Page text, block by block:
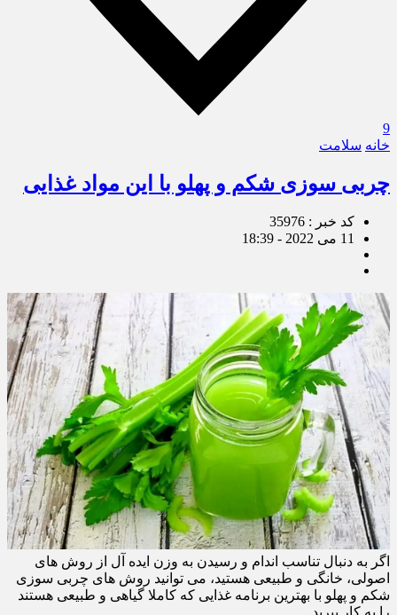
9
خانه سلامت
چربی سوزی شکم و پهلو با این مواد غذایی
کد خبر : 35976
11 می 2022 - 18:39
اگر به دنبال تناسب اندام و رسیدن به وزن ایده آل از روش های
اصولی، خانگی و طبیعی هستید، می توانید روش های چربی سوزی
شکم و پهلو با بهترین برنامه غذایی که کاملا گیاهی و طبیعی هستند
را به کار ببرید.